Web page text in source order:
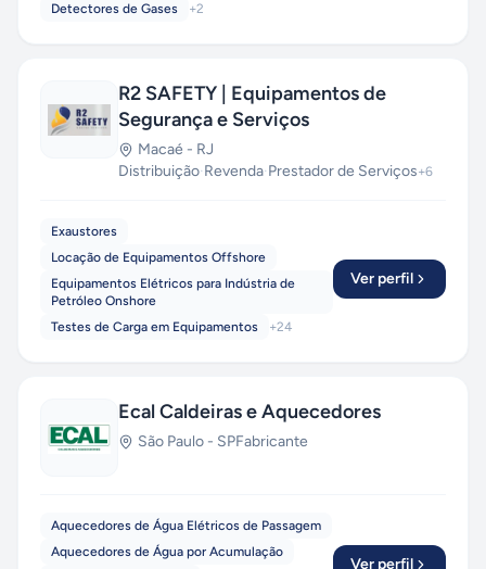
Detectores de Gases
+2
R2 SAFETY | Equipamentos de
Segurança e Serviços
Macaé - RJ
Distribuição·Revenda·Prestador de Serviços+6
Exaustores
Locação de Equipamentos Offshore
Equipamentos Elétricos para Indústria de
Petróleo Onshore
Testes de Carga em Equipamentos
+24
Ver perfil
Ecal Caldeiras e Aquecedores
São Paulo - SPFabricante
Aquecedores de Água Elétricos de Passagem
Aquecedores de Água por Acumulação
Ver perfil